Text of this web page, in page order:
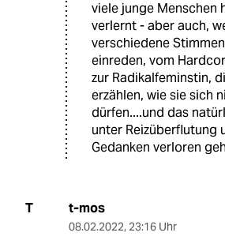
viele junge Menschen
verlernt - aber auch,
verschiedene
einreden, vom
zur Radikalfeminstin,
erzählen, wie sie sich
dürfen....und das
unter Reizüberflutung
Gedanken verloren
T t-mos
08.02.2022, 23:16 Uhr